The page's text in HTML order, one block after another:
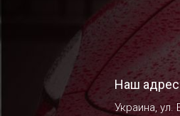
Наш адрес
Украина,